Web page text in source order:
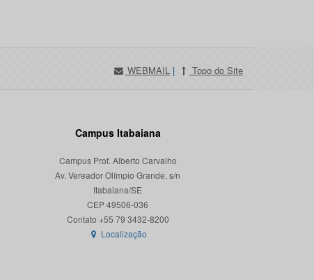
WEBMAIL | Topo do Site
Campus Itabaiana
Campus Prof. Alberto Carvalho
Av. Vereador Olímpio Grande, s/n
Itabaiana/SE
CEP 49506-036
Localização